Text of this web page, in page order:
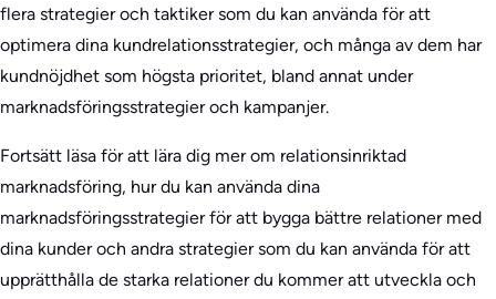
flera strategier och taktiker som du kan använda för att
optimera dina kundrelationsstrategier, och många av dem har
kundnöjdhet som högsta prioritet, bland annat under
marknadsföringsstrategier och kampanjer.
Fortsätt läsa för att lära dig mer om relationsinriktad
marknadsföring, hur du kan använda dina
marknadsföringsstrategier för att bygga bättre relationer med
dina kunder och andra strategier som du kan använda för att
upprätthålla de starka relationer du kommer att utveckla och